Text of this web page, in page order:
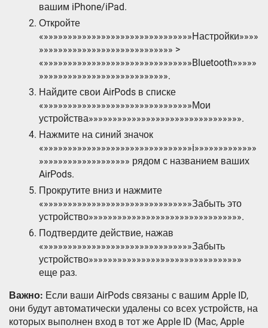
вашим iPhone/iPad.
Откройте
«»»»»»»»»»»»»»»»»»»»»»»»»»»»»»»»Настройки»»»»
»»»»»»»»»»»»»»»»»»»»»»»»»»»» >
«»»»»»»»»»»»»»»»»»»»»»»»»»»»»»»»Bluetooth»»»»»
»»»»»»»»»»»»»»»»»»»»»»»»»»».
Найдите свои AirPods в списке
«»»»»»»»»»»»»»»»»»»»»»»»»»»»»»»»Мои
устройства»»»»»»»»»»»»»»»»»»»»»»»»»»»»»»»».
Нажмите на синий значок
«»»»»»»»»»»»»»»»»»»»»»»»»»»»»»»»i»»»»»»»»»»»»»
»»»»»»»»»»»»»»»»»»» рядом с названием ваших
AirPods.
Прокрутите вниз и нажмите
«»»»»»»»»»»»»»»»»»»»»»»»»»»»»»»»Забыть это
устройство»»»»»»»»»»»»»»»»»»»»»»»»»»»»»»»».
Подтвердите действие, нажав
«»»»»»»»»»»»»»»»»»»»»»»»»»»»»»»»Забыть
устройство»»»»»»»»»»»»»»»»»»»»»»»»»»»»»»»»
еще раз.
Важно: Если ваши AirPods связаны с вашим Apple ID,
они будут автоматически удалены со всех устройств, на
которых выполнен вход в тот же Apple ID (Mac, Apple